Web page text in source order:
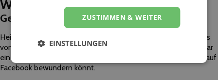
Wo tanzt Köln an Weihnachten?
Gewölbe
Heiligabend im Gewölbe: Der Titel der Party verrät noch nichts
vom schillernden Glanz der Gewölbe-Partys! Mit dabei ist sogar
eine gänzlich neu interpretierte Weihnachtsgeschichte, die ihr auf
Facebook bewundern könnt.
ZUSTIMMEN & WEITER
EINSTELLUNGEN